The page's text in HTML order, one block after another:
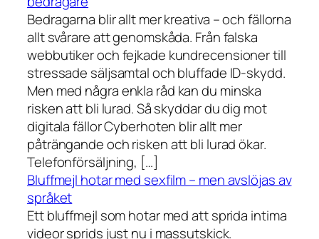
Bedragarna blir allt mer kreativa – och fällorna
allt svårare att genomskåda. Från falska
webbutiker och fejkade kundrecensioner till
stressade säljsamtal och bluffade ID-skydd.
Men med några enkla råd kan du minska
risken att bli lurad. Så skyddar du dig mot
digitala fällor Cyberhoten blir allt mer
påträngande och risken att bli lurad ökar.
Telefonförsäljning, […]
Bluffmejl hotar med sexfilm – men avslöjas av
språket
Ett bluffmejl som hotar med att sprida intima
videor sprids just nu i massutskick.